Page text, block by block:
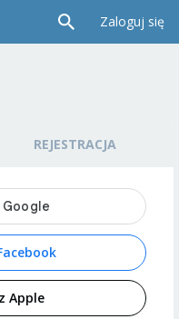
Zaloguj się
REJESTRACJA
Apple